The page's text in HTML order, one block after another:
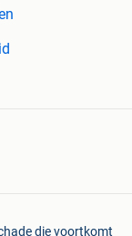
die voortkomt